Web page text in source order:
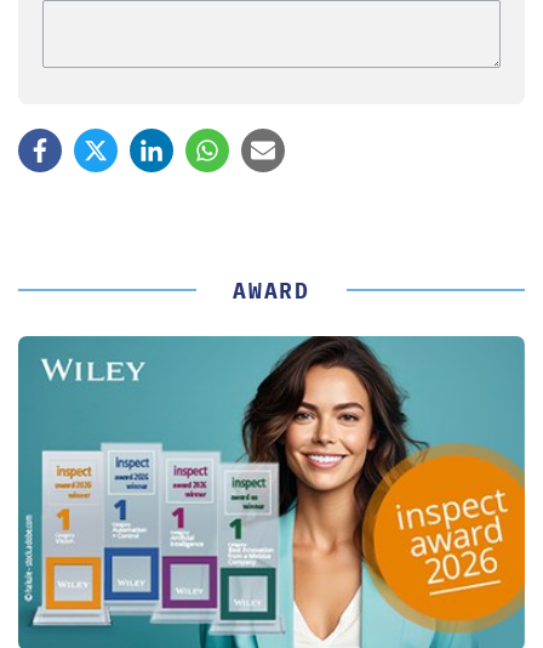
AWARD